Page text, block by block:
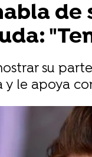
su
le apoya
incondicional de
conquistó a